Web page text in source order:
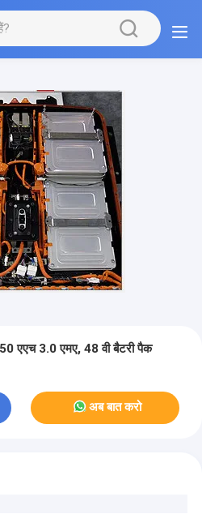
एएच 3.0 एमए, 48 वी बैटरी पैक
अब बात करो